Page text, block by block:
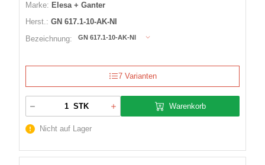
Marke: Elesa + Ganter
Herst.: GN 617.1-10-AK-NI
Bezeichnung:
GN 617.1-10-AK-NI
7 Varianten
STK Warenkorb
Nicht auf Lager